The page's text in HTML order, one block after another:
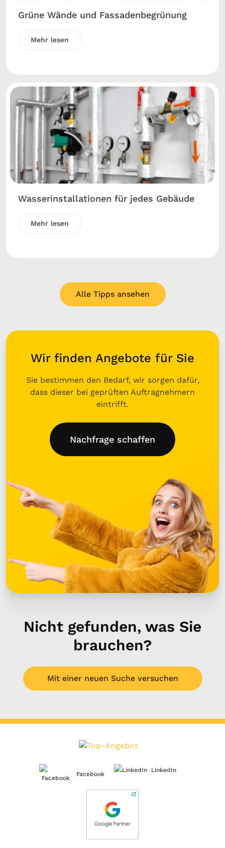
Grüne Wände und Fassadenbegrünung
Mehr lesen
Wasserinstallationen für jedes Gebäude
Mehr lesen
Alle Tipps ansehen
Wir finden Angebote für Sie
Sie bestimmen den Bedarf, wir sorgen dafür,
dass dieser bei geprüften Auftragnehmern
eintrifft.
Nachfrage schaffen
Nicht gefunden, was Sie
brauchen?
Mit einer neuen Suche versuchen
Facebook
LinkedIn